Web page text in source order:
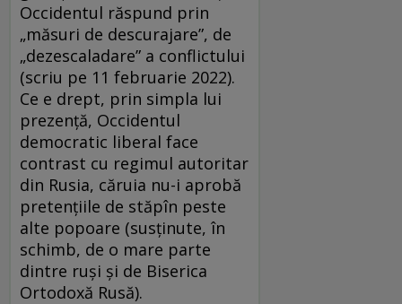
Occidentul răspund prin
„măsuri de descurajare”, de
„dezescaladare” a conflictului
(scriu pe 11 februarie 2022).
Ce e drept, prin simpla lui
prezenţă, Occidentul
democratic liberal face
contrast cu regimul autoritar
din Rusia, căruia nu-i aprobă
pretenţiile de stăpîn peste
alte popoare (susţinute, în
schimb, de o mare parte
dintre ruşi şi de Biserica
Ortodoxă Rusă).